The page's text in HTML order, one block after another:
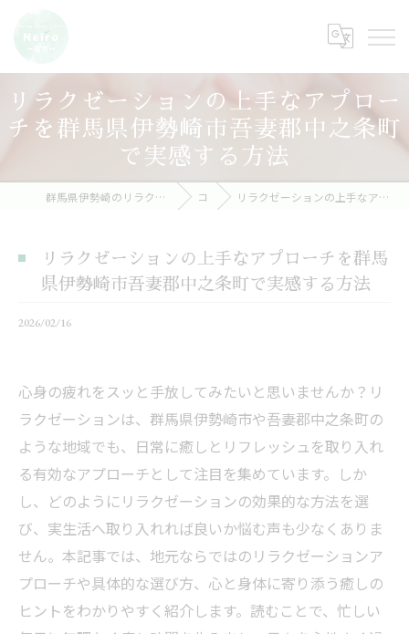
リラクゼーションの上手なアプロー
チを群馬県伊勢崎市吾妻郡中之条町
で実感する方法
群馬県伊勢崎のリラクゼーションならRelaxation salon Neiro～音色～ コラム リラクゼーションの上手なアプローチを群馬県伊勢崎市吾妻郡中之条町で実感する方法
リラクゼーションの上手なアプローチを群馬
県伊勢崎市吾妻郡中之条町で実感する方法
2026/02/16
心身の疲れをスッと手放してみたいと思いませんか？リ
ラクゼーションは、群馬県伊勢崎市や吾妻郡中之条町の
ような地域でも、日常に癒しとリフレッシュを取り入れ
る有効なアプローチとして注目を集めています。しか
し、どのようにリラクゼーションの効果的な方法を選
び、実生活へ取り入れれば良いか悩む声も少なくありま
せん。本記事では、地元ならではのリラクゼーションア
プローチや具体的な選び方、心と身体に寄り添う癒しの
ヒントをわかりやすく紹介します。読むことで、忙しい